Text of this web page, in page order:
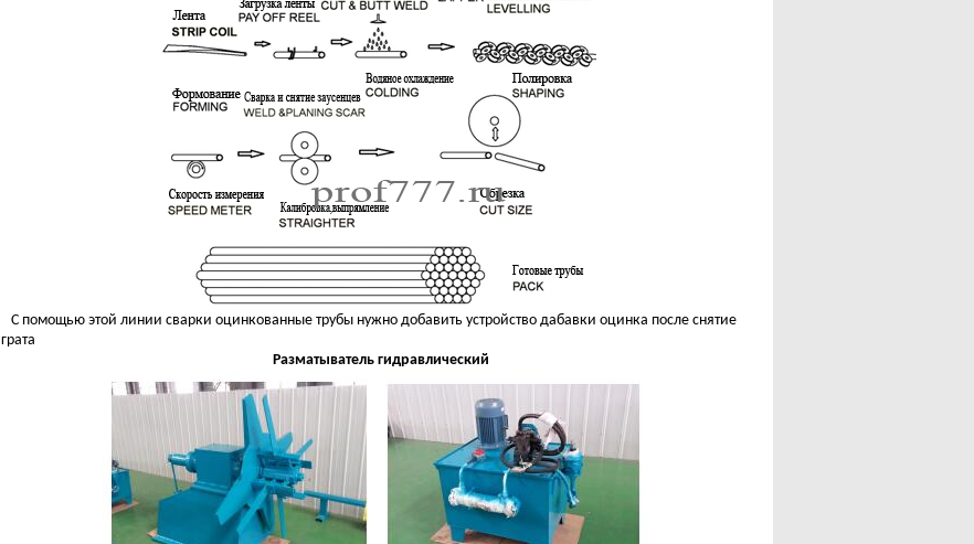
С помощью этой линии сварки оцинкованные трубы нужно добавить устройство дабавки оцинка после снятие
грата
Разматыватель гидравлический